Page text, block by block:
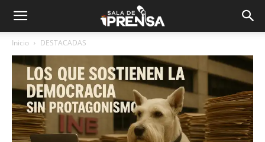
Inicio DESTACADAS